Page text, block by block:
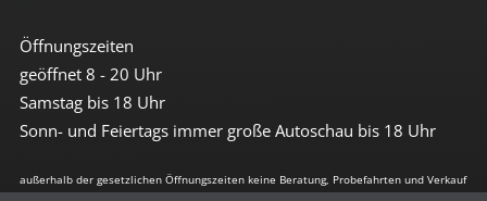
Öffnungszeiten
geöffnet 8 - 20 Uhr
Samstag bis 18 Uhr
Sonn- und Feiertags immer große Autoschau bis 18 Uhr
außerhalb der gesetzlichen Öffnungszeiten keine Beratung, Probefahrten und Verkauf